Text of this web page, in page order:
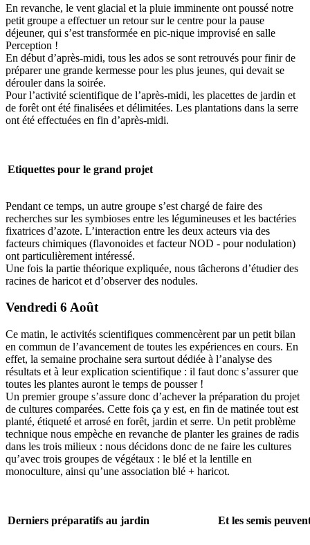
En revanche, le vent glacial et la pluie imminente ont poussé notre
petit groupe a effectuer un retour sur le centre pour la pause
déjeuner, qui s’est transformée en pic-nique improvisé en salle
Perception !
En début d’après-midi, tous les ados se sont retrouvés pour finir de
préparer une grande kermesse pour les plus jeunes, qui devait se
dérouler dans la soirée.
Pour l’activité scientifique de l’après-midi, les placettes de jardin et
de forêt ont été finalisées et délimitées. Les plantations dans la serre
ont été effectuées en fin d’après-midi.
Etiquettes pour le grand projet
Pendant ce temps, un autre groupe s’est chargé de faire des
recherches sur les symbioses entre les légumineuses et les bactéries
fixatrices d’azote. L’interaction entre les deux acteurs via des
facteurs chimiques (flavonoides et facteur NOD - pour nodulation)
ont particulièrement intéressé.
Une fois la partie théorique expliquée, nous tâcherons d’étudier des
racines de haricot et d’observer des nodules.
Vendredi 6 Août
Ce matin, le activités scientifiques commencèrent par un petit bilan
en commun de l’avancement de toutes les expériences en cours. En
effet, la semaine prochaine sera surtout dédiée à l’analyse des
résultats et à leur explication scientifique : il faut donc s’assurer que
toutes les plantes auront le temps de pousser !
Un premier groupe s’assure donc d’achever la préparation du projet
de cultures comparées. Cette fois ça y est, en fin de matinée tout est
planté, étiqueté et arrosé en forêt, jardin et serre. Un petit problème
technique nous empèche en revanche de planter les graines de radis
dans les trois milieux : nous décidons donc de ne faire les cultures
qu’avec trois groupes de végétaux : le blé et la lentille en
monoculture, ainsi qu’une association blé + haricot.
Derniers préparatifs au jardin Et les semis